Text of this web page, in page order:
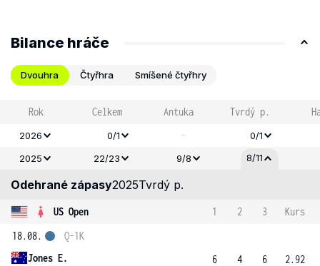
Bilance hráče
Dvouhra Čtyřhra Smíšené čtyřhry
Rok Celkem Antuka Tvrdý p.
2026 0/1 -
0/1
2025
22/23 9/8 8/11
Odehrané zápasy2025Tvrdý p.
US Open 1 2 3
Kurs
18.08.
Jones E.
Q-1K
6
4
6
2.92